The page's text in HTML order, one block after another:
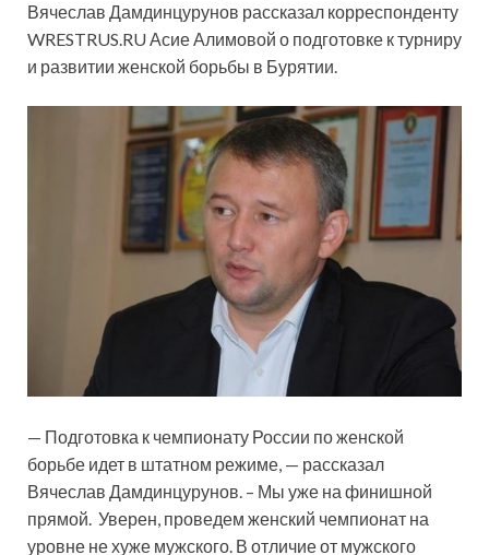
Вячеслав Дамдинцурунов рассказал корреспонденту
WRESTRUS.RU Асие Алимовой о подготовке к турниру
и развитии женской борьбы в Бурятии.
— Подготовка к чемпионату России поженской
борьбе идет в штатном режиме, — рассказал
Вячеслав Дамдинцурунов. – Мы уже на финишной
прямой. Уверен, проведем женский чемпионат на
уровне не хуже мужского. В отличие от мужского